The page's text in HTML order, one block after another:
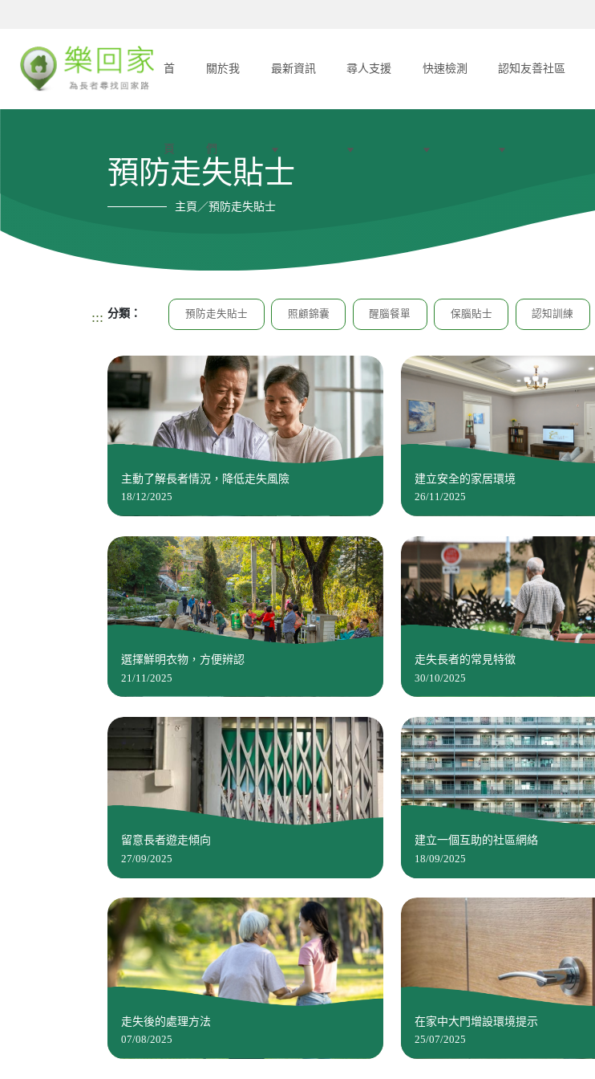
首
頁
關於我
們
最新資訊 尋人支援 快速檢測 認知友善社區
預防走失貼士
主頁／預防走失貼士
::: 分類： 預防走失貼士 照顧錦囊 醒腦餐單 保腦貼士 認知訓練
主動了解長者情況，降低走失風險
18/12/2025
建立安全的家居環境
26/11/2025
選擇鮮明衣物，方便辨認
21/11/2025
走失長者的常見特徵
30/10/2025
留意長者遊走傾向
27/09/2025
建立一個互助的社區網絡
18/09/2025
走失後的處理方法
07/08/2025
在家中大門增設環境提示
25/07/2025